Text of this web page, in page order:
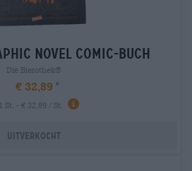
novel comic-buch
Die Bierothek®
€ 32,89
1 St. - € 32,89 / St.
Uitverkocht